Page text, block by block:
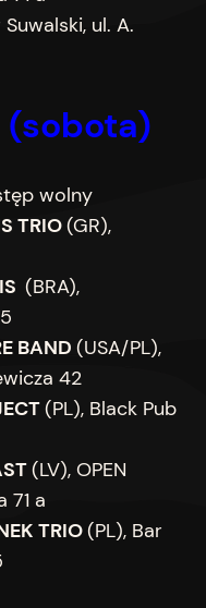
Suwalski, ul. A.
(sobota)
wolny
TRIO(GR),
(BRA),
BAND (USA/PL),
42
(PL), Black Pub
(LV), OPEN
71 a
TRIO(PL), Bar